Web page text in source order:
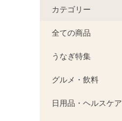
カテゴリー
全ての商品
うなぎ特集
グルメ・飲料
日用品・ヘルスケア